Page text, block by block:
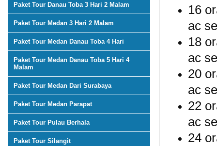
Paket Tour Danau Toba 3 Hari 2 Malam
Paket Tour Medan 3 Hari 2 Malam
Paket Tour Medan Danau Toba 4 Hari
Paket Tour Medan Danau Toba 5 Hari 4
Malam
Paket Tour Medan Dari Surabaya
Paket Tour Medan Parapat
Paket Tour Pulau Berhala
Paket Tour Silangit
16
ac
18
ac
20
ac
22
ac
24